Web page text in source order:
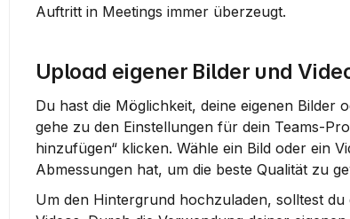
Auftritt in Meetings immer überzeugt.
Upload eigener Bilder und
Du hast die Möglichkeit, deine eigenen
gehe zu den Einstellungen für dein Teams-
hinzufügen“ klicken. Wähle ein Bild oder ein
Abmessungen hat, um die beste Qualität zu
Um den Hintergrund hochzuladen, solltest